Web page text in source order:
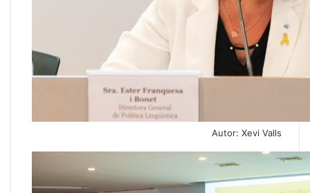
Autor: Xevi Valls